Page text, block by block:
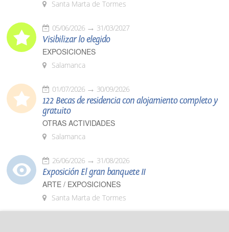
Santa Marta de Tormes
05/06/2026 31/03/2027
Visibilizar lo elegido
EXPOSICIONES
Salamanca
01/07/2026 30/09/2026
122 Becas de residencia con alojamiento completo y
gratuito
OTRAS ACTIVIDADES
Salamanca
26/06/2026 31/08/2026
Exposición El gran banquete II
ARTE / EXPOSICIONES
Santa Marta de Tormes